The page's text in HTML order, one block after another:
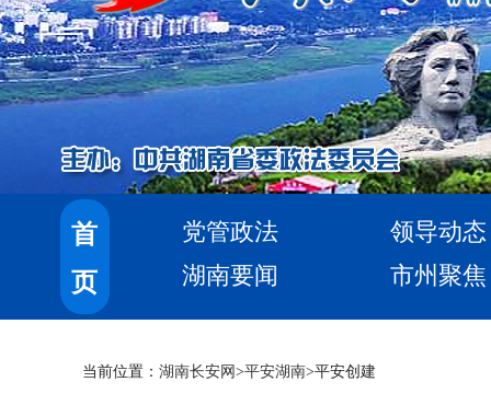
首
页
党管政法
领导动态
湖南要闻
市州聚焦
当前位置： 湖南长安网 >平安湖南>平安创建